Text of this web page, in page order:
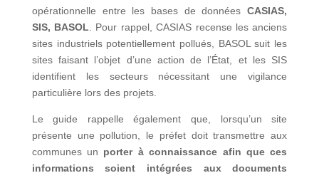
opérationnelle entre les bases de donnéesCASIAS,
SIS, BASOL. Pour rappel, CASIAS recense les anciens
sites industriels potentiellement pollués, BASOL suit les
sites faisant l’objet d’une action de l’État, et les SIS
identifient les secteurs nécessitant une vigilance
particulière lors des projets.
Le guide rappelle également que, lorsqu’un site
présente une pollution, le préfet doit transmettre aux
communes un porter à connaissance afin que ces
informations soient intégrées aux documents